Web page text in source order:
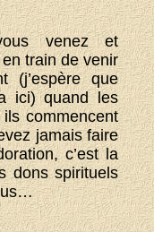
venez et
train de venir
(j’espère que
ici) quand les
commencent
jamais faire
c’est la
dons spirituels